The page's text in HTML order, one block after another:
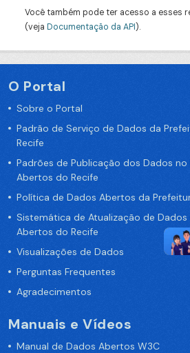
Você também pode ter acesso a esses
(veja Documentação da API).
O Portal
Sobre o Portal
Padrão de Serviço de Dados da
Recife
Padrões de Publicação dos Dados
Abertos do Recife
Política de Dados Abertos da
Sistemática de Atualização de
Abertos do Recife
Visualizações de Dados
Perguntas Frequentes
Agradecimentos
Manuais e Vídeos
Manual de Dados Abertos W3C